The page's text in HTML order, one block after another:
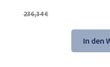
236,34€
In den